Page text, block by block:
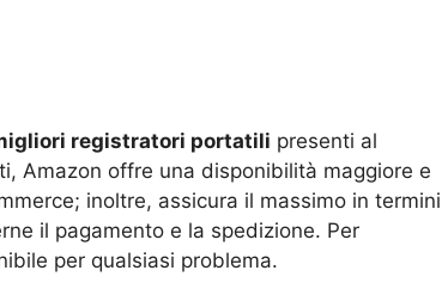
registratori portatili presenti al
Amazon offre una disponibilità maggiore e
inoltre, assicura il massimo in termini
il pagamento e la spedizione. Per
per qualsiasi problema.